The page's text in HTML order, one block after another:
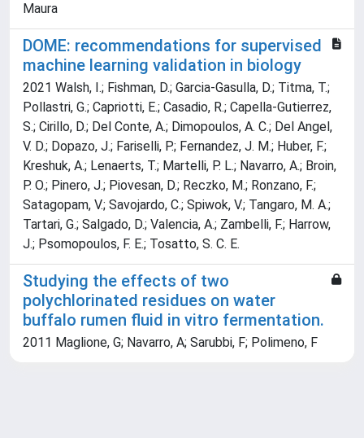
Maura
DOME: recommendations for supervised
machine learning validation in biology
2021 Walsh, I.; Fishman, D.; Garcia-Gasulla, D.; Titma, T.;
Pollastri, G.; Capriotti, E.; Casadio, R.; Capella-Gutierrez,
S.; Cirillo, D.; Del Conte, A.; Dimopoulos, A. C.; Del Angel,
V. D.; Dopazo, J.; Fariselli, P.; Fernandez, J. M.; Huber, F.;
Kreshuk, A.; Lenaerts, T.; Martelli, P. L.; Navarro, A.; Broin,
P. O.; Pinero, J.; Piovesan, D.; Reczko, M.; Ronzano, F.;
Satagopam, V.; Savojardo, C.; Spiwok, V.; Tangaro, M. A.;
Tartari, G.; Salgado, D.; Valencia, A.; Zambelli, F.; Harrow,
J.; Psomopoulos, F. E.; Tosatto, S. C. E.
Studying the effects of two
polychlorinated residues on water
buffalo rumen fluid in vitro fermentation.
2011 Maglione, G; Navarro, A; Sarubbi, F; Polimeno, F